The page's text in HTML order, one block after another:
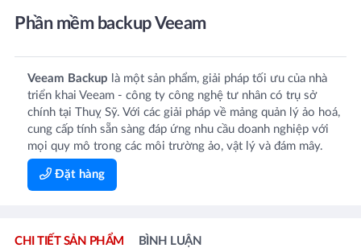
Phần mềm backup Veeam
Veeam Backup là một sản phẩm, giải pháp tối ưu của nhà
triển khai Veeam - công ty công nghệ tư nhân có trụ sở
chính tại Thuỵ Sỹ. Với các giải pháp về mảng quản lý ảo hoá,
cung cấp tính sẵn sàng đáp ứng nhu cầu doanh nghiệp với
mọi quy mô trong các môi trường ảo, vật lý và đám mây.
Đặt hàng
CHI TIẾT SẢN PHẨM BÌNH LUẬN